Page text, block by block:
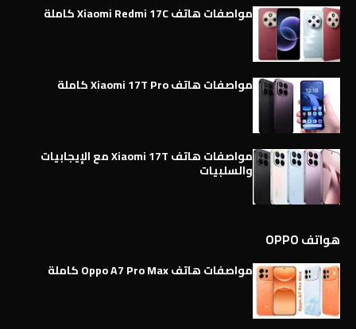
مواصفات هاتف Xiaomi Redmi 17C كاملة
مواصفات هاتف Xiaomi 17T Pro كاملة
مواصفات هاتف Xiaomi 17T مع الإيجابيات
والسلبيات
هواتف OPPO
مواصفات هاتف Oppo A7 Pro Max كاملة